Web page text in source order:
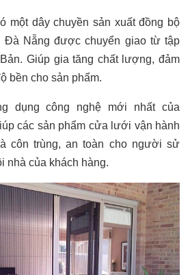
một dây chuyền sản xuất đồng bộ
Nẵng được chuyển giao từ tập
Giúp gia tăng chất lượng, đảm
bền cho sản phẩm.
dụng công nghệ mới nhất của
các sản phẩm cửa lưới vận hành
côn trùng, an toàn cho người sử
nhà của khách hàng.